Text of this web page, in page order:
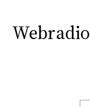
Webradio